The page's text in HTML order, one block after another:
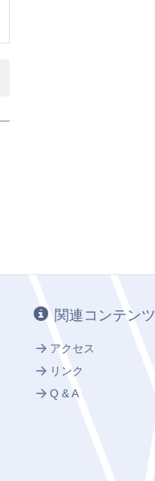
関連コンテンツ
アクセス
リンク
Q & A